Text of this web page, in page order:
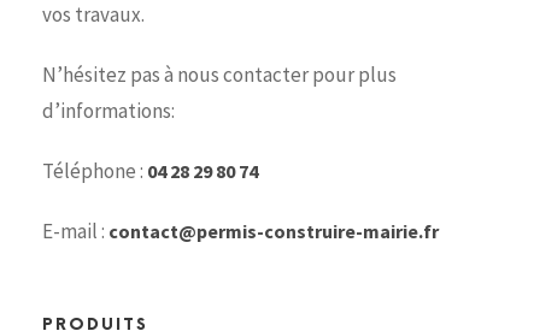
vos travaux.
N’hésitez pas à nous contacter pour plus
d’informations:
Téléphone : 04 28 29 80 74
E-mail : contact@permis-construire-mairie.fr
PRODUITS